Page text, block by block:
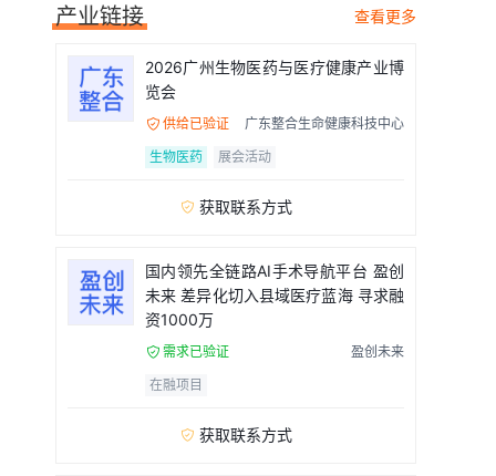
产业链接 查看更多
2026广州生物医药与医疗健康产业博
览会
 供给已验证
广东整合生命健康科技中心
生物医药
展会活动
 获取联系方式
国内领先全链路AI手术导航平台 盈创
未来 差异化切入县域医疗蓝海 寻求融
资1000万
 需求已验证
盈创未来
在融项目
 获取联系方式